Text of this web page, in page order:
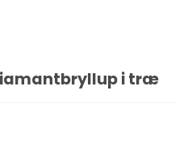
i træ